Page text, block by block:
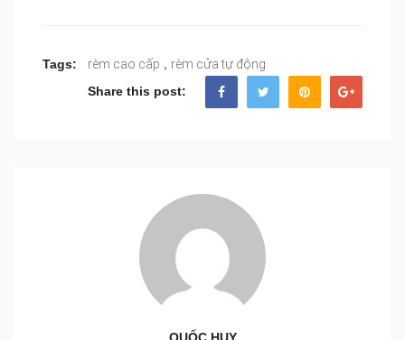
Tags: rèm cao cấp , rèm cửa tự động
Share this post:
QUỐC HUY